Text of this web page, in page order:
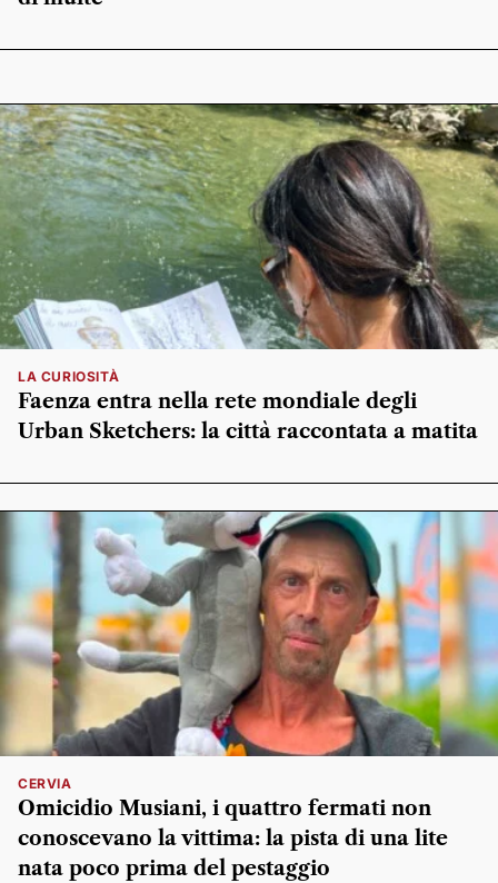
LA CURIOSITÀ
Faenza entra nella rete mondiale degli
Urban Sketchers: la città raccontata a matita
CERVIA
Omicidio Musiani, i quattro fermati non
conoscevano la vittima: la pista di una lite
nata poco prima del pestaggio